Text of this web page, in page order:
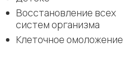
Восстановление всех
систем организма
Клеточное омоложение